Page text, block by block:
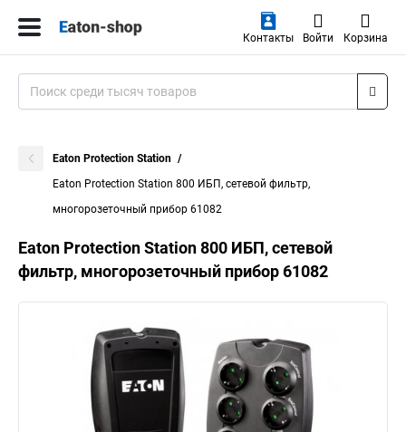
Контакты Войти Корзина
Eaton Protection Station
Eaton Protection Station 800 ИБП, сетевой фильтр,
многорозеточный прибор 61082
Eaton Protection Station 800 ИБП, сетевой
фильтр, многорозеточный прибор 61082